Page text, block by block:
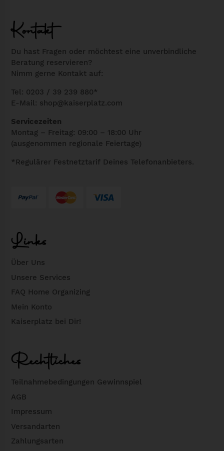
Kontakt
Du hast Fragen oder möchtest eine unverbindliche
Beratung reservieren?
Nimm gerne Kontakt auf:
Tel: 0203 / 39 239 880*
E-Mail: shop@kaiserplatz.com
Servicezeiten
Montag – Freitag: 09:00 – 18:00 Uhr
(ausgenommen regionale Feiertage)
*Regulärer Festnetztarif Deines Telefonanbieters.
Links
Über Uns
Unsere Services
FAQ Home Organizing
Mein Konto
Kaiserplatz bei Dir!
Rechtliches
Teilnahmebedingungen Gewinnspiel
AGB
Impressum
Versandarten
Zahlungsarten